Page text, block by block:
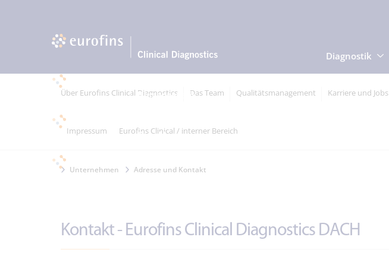
Diagnostik
Über Eurofins Clinical Diagnostics Das Team Qualitätsmanagement Karriere und Jobs
Impressum Eurofins Clinical / interner Bereich
Unternehmen Adresse und Kontakt
Kontakt - Eurofins Clinical Diagnostics DACH